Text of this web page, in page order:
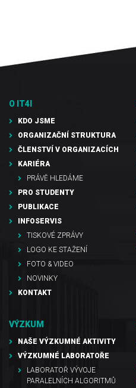
O IT4I
KDO JSME
ORGANIZAČNÍ STRUKTURA
ČLENSTVÍ V ORGANIZACÍCH
KARIÉRA
PRÁVĚ HLEDÁME
PRO STUDENTY
PUBLIKACE
INFOSERVIS
TISKOVÉ ZPRÁVY
LOGO KE STAŽENÍ
FOTO & VIDEO
NOVINKY
KONTAKT
VÝZKUM
NAŠE VÝZKUMNÉ AKTIVITY
VÝZKUMNÉ LABORATOŘE
LABORATOŘ VÝVOJE
PARALELNÍCH ALGORITMŮ